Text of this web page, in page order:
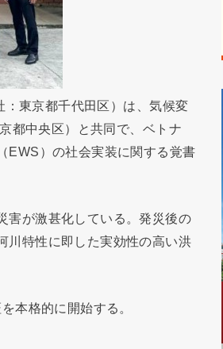
東京都千代田区）は、気候変
都中央区）と共同で、ベトナ
EWS）の社会実装に関する覚書
害が激甚化している。発災後の
川特性に即した実効性の高い洪
本格的に開始する。